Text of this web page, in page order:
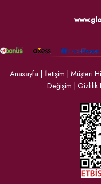
Anasayfa | İletişim | Müşteri
Değişim | Gizlilik